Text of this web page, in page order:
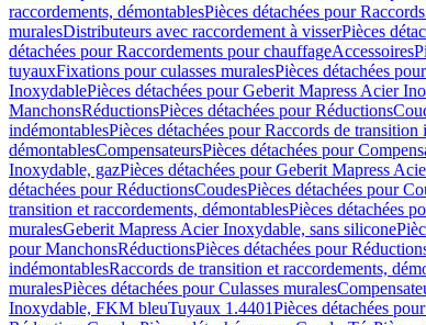
raccordements, démontablesPièces détachées pour
muralesDistributeurs avec raccordement à visserPièces
détachées pour Raccordements pour chauffageAccessoires
tuyauxFixations pour culasses muralesPièces détachées
InoxydablePièces détachées pour Geberit Mapress Acier
ManchonsRéductionsPièces détachées pour Réductions
indémontablesPièces détachées pour Raccords de transition
démontablesCompensateursPièces détachées pour
Inoxydable, gazPièces détachées pour Geberit Mapress
détachées pour RéductionsCoudesPièces détachées pour
transition et raccordements, démontablesPièces détachées
muralesGeberit Mapress Acier Inoxydable, sans silicone
pour ManchonsRéductionsPièces détachées pour
indémontablesRaccords de transition et raccordements,
muralesPièces détachées pour Culasses murales
Inoxydable, FKM bleuTuyaux 1.4401Pièces détachées